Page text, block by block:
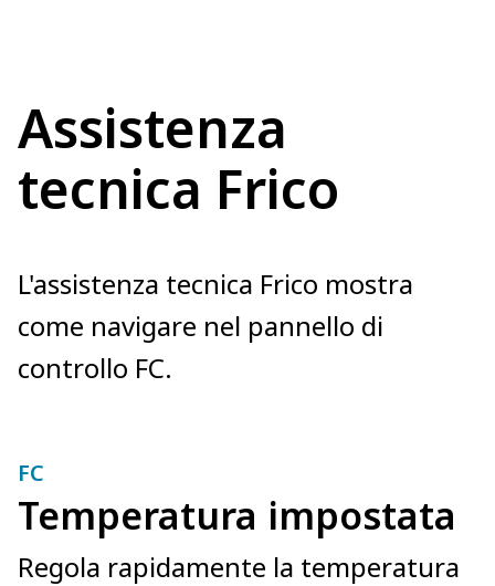
Assistenza
tecnica Frico
L'assistenza tecnica Frico mostra
come navigare nel pannello di
controllo FC.
Temperatura impostata
FC
Regola rapidamente la temperatura